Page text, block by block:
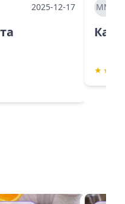
2025-12-17 ММ
★ ★